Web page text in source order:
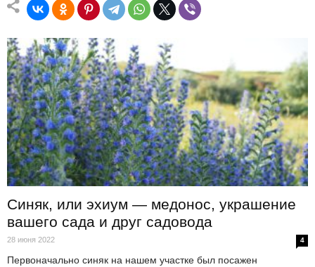
Синяк, или эхиум — медонос, украшение
вашего сада и друг садовода
28 июня 2022 4
Первоначально синяк на нашем участке был посажен